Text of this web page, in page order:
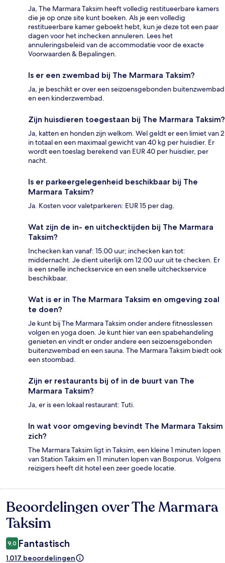
Ja, The Marmara Taksim heeft volledig restitueerbare kamers
die je op onze site kunt boeken. Als je een volledig
restitueerbare kamer geboekt hebt, kun je deze tot een paar
dagen voor het inchecken annuleren. Lees het
annuleringsbeleid van de accommodatie voor de exacte
Voorwaarden & Bepalingen.
Is er een zwembad bij The Marmara Taksim?
Ja, je beschikt er over een seizoensgebonden buitenzwembad
en een kinderzwembad.
Zijn huisdieren toegestaan bij The Marmara Taksim?
Ja, katten en honden zijn welkom. Wel geldt er een limiet van 2
in totaal en een maximaal gewicht van 40 kg per huisdier. Er
wordt een toeslag berekend van EUR 40 per huisdier, per
nacht.
Is er parkeergelegenheid beschikbaar bij The
Marmara Taksim?
Ja. Kosten voor valetparkeren: EUR 15 per dag.
Wat zijn de in- en uitchecktijden bij The Marmara
Taksim?
Inchecken kan vanaf: 15.00 uur; inchecken kan tot:
middernacht. Je dient uiterlijk om 12.00 uur uit te checken. Er
is een snelle incheckservice en een snelle uitcheckservice
beschikbaar.
Wat is er in The Marmara Taksim en omgeving zoal
te doen?
Je kunt bij The Marmara Taksim onder andere fitnesslessen
volgen en yoga doen. Je kunt hier van een spabehandeling
genieten en vindt er onder andere een seizoensgebonden
buitenzwembad en een sauna. The Marmara Taksim biedt ook
een stoombad.
Zijn er restaurants bij of in de buurt van The
Marmara Taksim?
Ja, er is een lokaal restaurant: Tuti.
In wat voor omgeving bevindt The Marmara Taksim
zich?
The Marmara Taksim ligt in Taksim, een kleine 1 minuten lopen
van Station Taksim en 11 minuten lopen van Bosporus. Volgens
reizigers heeft dit hotel een zeer goede locatie.
Beoordelingen
Beoordelingen over The Marmara
Taksim
9,0 Fantastisch
1.017 beoordelingen